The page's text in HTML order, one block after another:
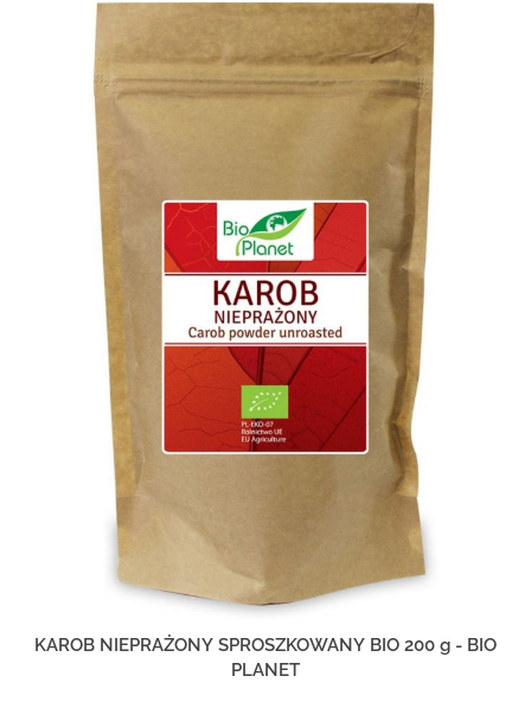
KAROB NIEPRAŻONY SPROSZKOWANY BIO 200 g - BIO
PLANET